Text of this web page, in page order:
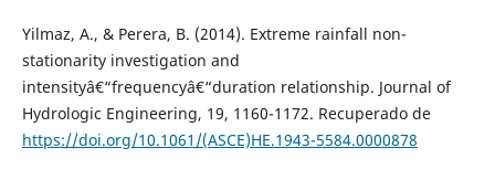
Yilmaz, A., & Perera, B. (2014). Extreme rainfall non-
stationarity investigation and
intensityâ€“frequencyâ€“duration relationship. Journal of
Hydrologic Engineering, 19, 1160-1172. Recuperado de
https://doi.org/10.1061/(ASCE)HE.1943-5584.0000878